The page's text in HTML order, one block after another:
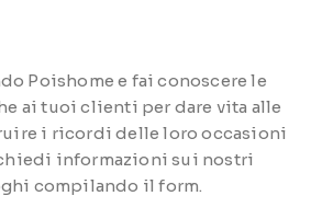
Poishome e fai conoscere le
ai tuoi clienti per dare vita alle
i ricordi delle loro occasioni
informazioni sui nostri
compilando il form.